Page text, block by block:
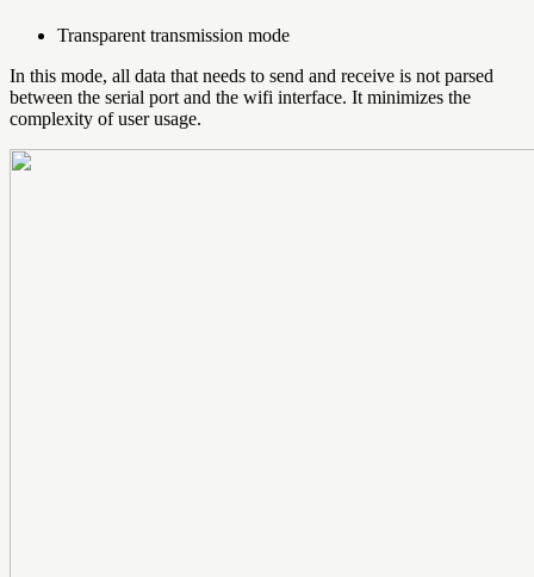
Transparent transmission mode
In this mode, all data that needs to send and receive is not parsed
between the serial port and the wifi interface. It minimizes the
complexity of user usage.